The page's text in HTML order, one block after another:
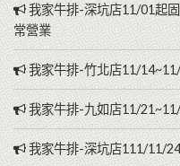
我家牛排-深坑店11/01起
常營業
我家牛排-竹北店11/
我家牛排-九如店11/
我家牛排-深坑店111/11/